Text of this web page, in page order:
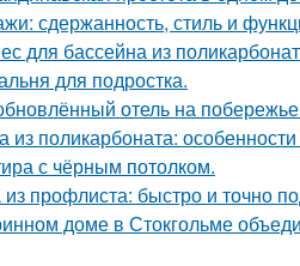
сдержанность, стиль и
для бассейна из
для подростка.
отель на
из поликарбоната:
с чёрным потолком.
из профлиста: быстро и точно
доме в Стокгольме